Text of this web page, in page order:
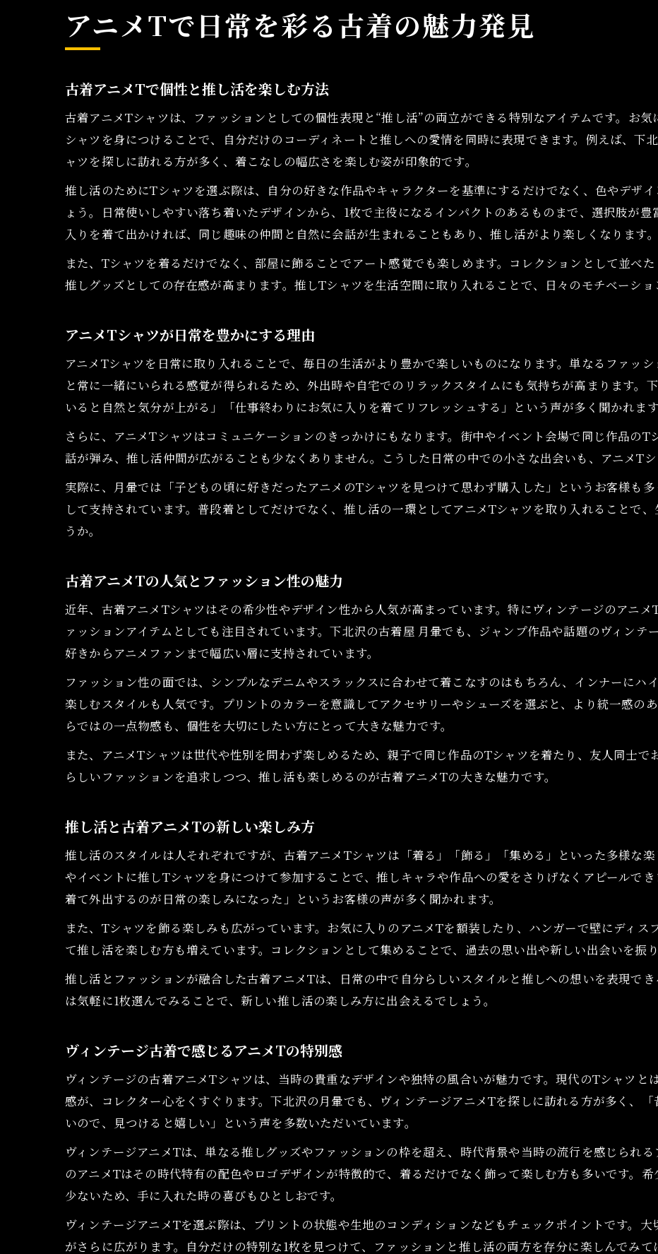
推し活にも活躍する古着アニメTとは
推し活アイテムとしての古着アニメTの魅力
推し活を彩る古着アニメTシャツの選び方
アニメTシャツ古着の人気と推し活文化の広がり
お気に入り作品を着て楽しむ推しグッズ
古着アニメTで推しグッズの魅力を体感しよう
お気に入り作品を古着Tシャツで表現する方法
推しTシャツを着る新しい日常の楽しみ方
アニメT古着で推し活とファッションを両立
古着アニメTが推しグッズとして愛される理由
アニメTシャツ古着の飾り方と保管アイデア
コーディネート術で推しTシャツを活かす方法
推しグッズとして古着アニメTを飾る魅力
アニメT古着の活用法と推し活の幅広さ
古着アニメTで推しキャラ愛を表現しよう
古着アニメTで推しキャラ愛を身近に伝える
推しキャラTシャツ古着の着こなしポイント
集めて眺めるアニメTコレクションの楽しみ
古着アニメTコレクションが推し活を深める
集める楽しみと古着アニメTシャツの魅力
コレクションで味わうアニメT古着の奥深さ
推しグッズとしてのアニメTシャツ収集術
古着アニメTが生み出すコレクションの価値
アニメTで日常を彩る古着の魅力発見
古着アニメTで個性と推し活を楽しむ方法
古着アニメTシャツは、ファッションとしての個性表現と“推し活”の両立ができる特別なアイテムです。お
シャツを身につけることで、自分だけのコーディネートと推しへの愛情を同時に表現できます。例えば、下
ャツを探しに訪れる方が多く、着こなしの幅広さを楽しむ姿が印象的です。
推し活のためにTシャツを選ぶ際は、自分の好きな作品やキャラクターを基準にするだけでなく、色やデザ
ょう。日常使いしやすい落ち着いたデザインから、1枚で主役になるインパクトのあるものまで、選択肢が
入りを着て出かければ、同じ趣味の仲間と自然に会話が生まれることもあり、推し活がより楽しくなります。
また、Tシャツを着るだけでなく、部屋に飾ることでアート感覚でも楽しめます。コレクションとして並べた
推しグッズとしての存在感が高まります。推しTシャツを生活空間に取り入れることで、日々のモチベーショ
アニメTシャツが日常を豊かにする理由
アニメTシャツを日常に取り入れることで、毎日の生活がより豊かで楽しいものになります。単なるファッ
と常に一緒にいられる感覚が得られるため、外出時や自宅でのリラックスタイムにも気持ちが高まります。
いると自然と気分が上がる」「仕事終わりにお気に入りを着てリフレッシュする」という声が多く聞かれます
さらに、アニメTシャツはコミュニケーションのきっかけにもなります。街中やイベント会場で同じ作品の
話が弾み、推し活仲間が広がることも少なくありません。こうした日常の中での小さな出会いも、アニメTシ
実際に、月暈では「子どもの頃に好きだったアニメのTシャツを見つけて思わず購入した」というお客様も
して支持されています。普段着としてだけでなく、推し活の一環としてアニメTシャツを取り入れることで
うか。
古着アニメTの人気とファッション性の魅力
近年、古着アニメTシャツはその希少性やデザイン性から人気が高まっています。特にヴィンテージのアニ
ァッションアイテムとしても注目されています。下北沢の古着屋 月暈でも、ジャンプ作品や話題のヴィンテ
好きからアニメファンまで幅広い層に支持されています。
ファッション性の面では、シンプルなデニムやスラックスに合わせて着こなすのはもちろん、インナーにハ
楽しむスタイルも人気です。プリントのカラーを意識してアクセサリーやシューズを選ぶと、より統一感の
らではの一点物感も、個性を大切にしたい方にとって大きな魅力です。
また、アニメTシャツは世代や性別を問わず楽しめるため、親子で同じ作品のTシャツを着たり、友人同士で
らしいファッションを追求しつつ、推し活も楽しめるのが古着アニメTの大きな魅力です。
推し活と古着アニメTの新しい楽しみ方
推し活のスタイルは人それぞれですが、古着アニメTシャツは「着る」「飾る」「集める」といった多様な
やイベントに推しTシャツを身につけて参加することで、推しキャラや作品への愛をさりげなくアピールで
着て外出するのが日常の楽しみになった」というお客様の声が多く聞かれます。
また、Tシャツを飾る楽しみも広がっています。お気に入りのアニメTを額装したり、ハンガーで壁にディス
て推し活を楽しむ方も増えています。コレクションとして集めることで、過去の思い出や新しい出会いを振
推し活とファッションが融合した古着アニメTは、日常の中で自分らしいスタイルと推しへの想いを表現で
は気軽に1枚選んでみることで、新しい推し活の楽しみ方に出会えるでしょう。
ヴィンテージ古着で感じるアニメTの特別感
ヴィンテージの古着アニメTシャツは、当時の貴重なデザインや独特の風合いが魅力です。現代のTシャツと
感が、コレクター心をくすぐります。下北沢の月暈でも、ヴィンテージアニメTを探しに訪れる方が多く、
いので、見つけると嬉しい」という声を多数いただいています。
ヴィンテージアニメTは、単なる推しグッズやファッションの枠を超え、時代背景や当時の流行を感じられ
のアニメTはその時代特有の配色やロゴデザインが特徴的で、着るだけでなく飾って楽しむ方も多いです。
少ないため、手に入れた時の喜びもひとしおです。
ヴィンテージアニメTを選ぶ際は、プリントの状態や生地のコンディションなどもチェックポイントです。
がさらに広がります。自分だけの特別な1枚を見つけて、ファッションと推し活の両方を存分に楽しんでみて
オンラインショップはこちら
オンラインショップはこちら